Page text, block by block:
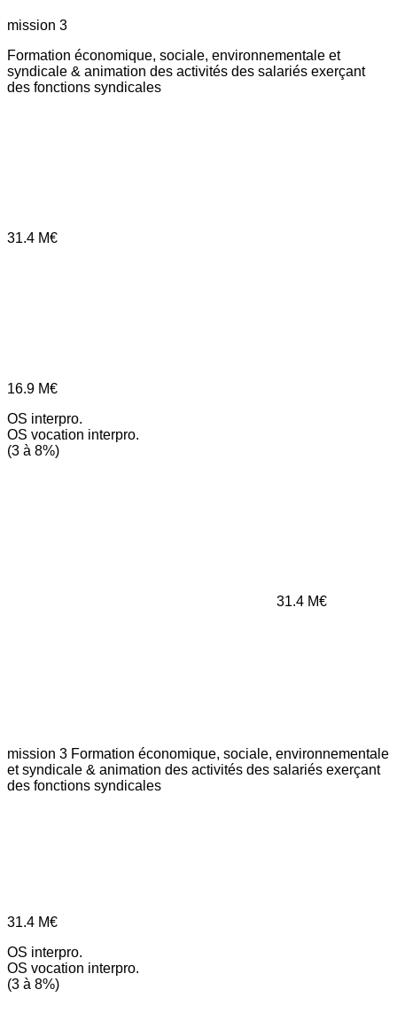
mission 3
Formation économique, sociale, environnementale et
syndicale & animation des activités des salariés exerçant
des fonctions syndicales
31.4 M€
16.9 M€
OS interpro.
OS vocation interpro.
(3 à 8%)
31.4 M€
mission 3 Formation économique, sociale, environnementale
et syndicale & animation des activités des salariés exerçant
des fonctions syndicales
31.4 M€
OS interpro.
OS vocation interpro.
(3 à 8%)